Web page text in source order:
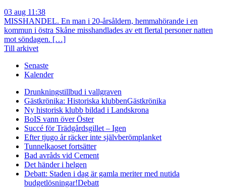
03 aug 11:38
MISSHANDEL. En man i 20-årsåldern, hemmahörande i en
kommun i östra Skåne misshandlades av ett flertal personer natten
mot söndagen. […]
Till arkivet
Senaste
Kalender
Drunkningstillbud i vallgraven
Gästkrönika: Historiska klubbenGästkrönika
Ny historisk klubb bildad i Landskrona
BoIS vann över Öster
Succé för Trädgårdsgillet – Igen
Efter tjugo år räcker inte självberömplanket
Tunnelkaoset fortsätter
Bad avråds vid Cement
Det händer i helgen
Debatt: Staden i dag är gamla meriter med nutida
budgetlösningar!Debatt